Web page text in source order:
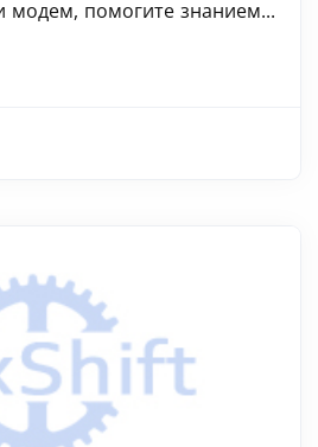
модем, помогите знанием...